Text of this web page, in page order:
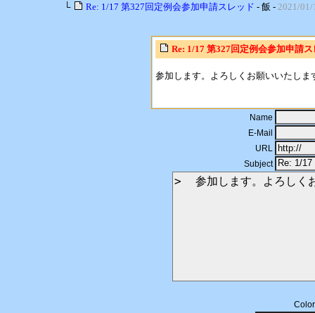
└
Re: 1/17 第327回定例会参加申請スレッド - 飯 - 2021/
Re: 1/17 第327回定例会参加申請
参加します。よろしくお願いいたしま
Name
E-Mail
URL
Subject
Color